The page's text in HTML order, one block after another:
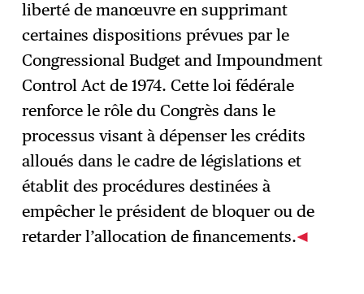
liberté de manœuvre en supprimant
certaines dispositions prévues par le
Congressional Budget and Impoundment
Control Act de 1974. Cette loi fédérale
renforce le rôle du Congrès dans le
processus visant à dépenser les crédits
alloués dans le cadre de législations et
établit des procédures destinées à
empêcher le président de bloquer ou de
retarder l’allocation de financements.